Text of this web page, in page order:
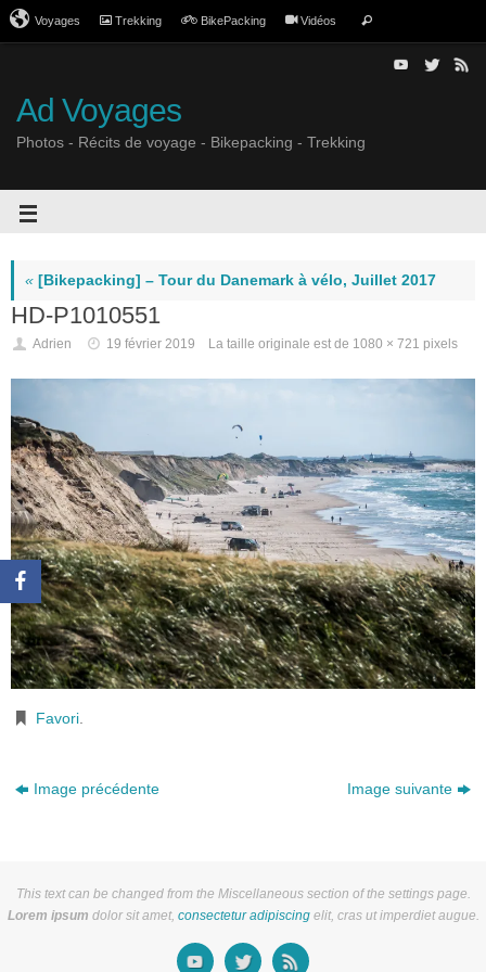
Voyages Trekking BikePacking Vidéos
Ad Voyages
Photos - Récits de voyage - Bikepacking - Trekking
« [Bikepacking] – Tour du Danemark à vélo, Juillet 2017
HD-P1010551
Adrien 19 février 2019 La taille originale est de 1080 × 721 pixels
Favori
Image précédente Image suivante
This text can be changed from the Miscellaneous section of the settings page.
Lorem ipsum dolor sit amet, consectetur adipiscingelit, cras ut imperdiet augue.